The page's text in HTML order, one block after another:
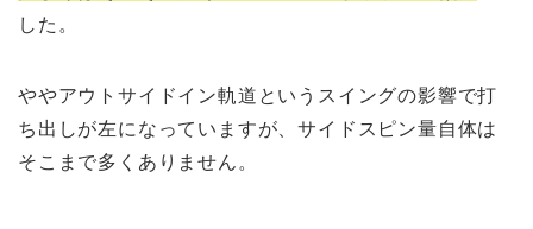
した。
ややアウトサイドイン軌道というスイングの影響で打
ち出しが左になっていますが、サイドスピン量自体は
そこまで多くありません。